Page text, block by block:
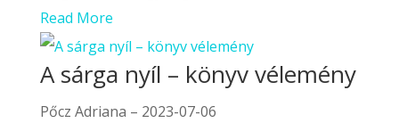
Read More
A sárga nyíl – könyv vélemény
Pőcz Adriana – 2023-07-06